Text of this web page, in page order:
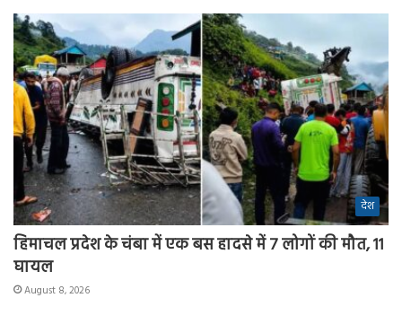
देश
हिमाचल प्रदेश के चंबा में एक बस हादसे में 7 लोगों की मौत, 11
घायल
August 8, 2026